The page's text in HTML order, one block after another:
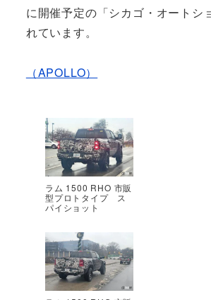
に開催予定の「シカゴ・オートシ
れています。
（APOLLO）
ラム 1500 RHO 市販
型プロトタイプ ス
パイショット